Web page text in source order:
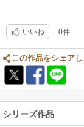
いいね 0件
この作品をシェアし
シリーズ作品